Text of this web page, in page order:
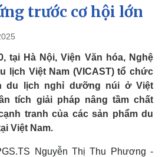
Tin 24h
Dự báo thời tiết
Việc làm
Biển đảo
trước cơ hội lớn
tại Hà Nội, Viện Văn hóa, Nghệ
lịch Việt Nam (VICAST) tổ chức
du lịch nghỉ dưỡng núi ở Việt
tích giải pháp nâng tầm chất
tranh của các sản phẩm du
Việt Nam.
Nguyễn Thị Thu Phương -